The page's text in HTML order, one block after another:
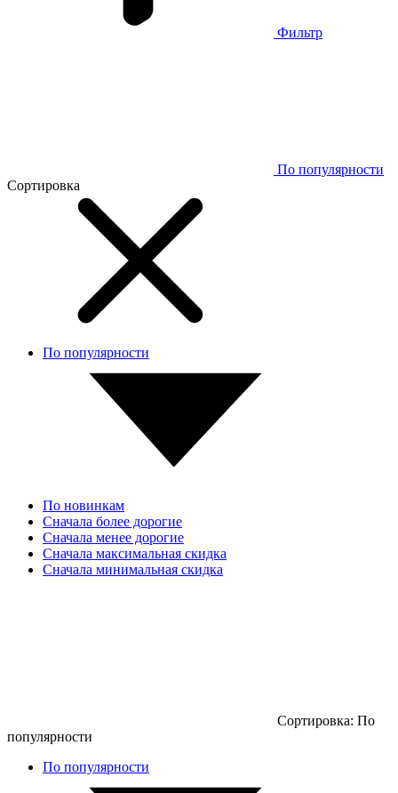
Фильтр
По популярности
Сортировка
По популярности
По новинкам
Сначала более дорогие
Сначала менее дорогие
Сначала максимальная скидка
Сначала минимальная скидка
Сортировка: По
популярности
По популярности